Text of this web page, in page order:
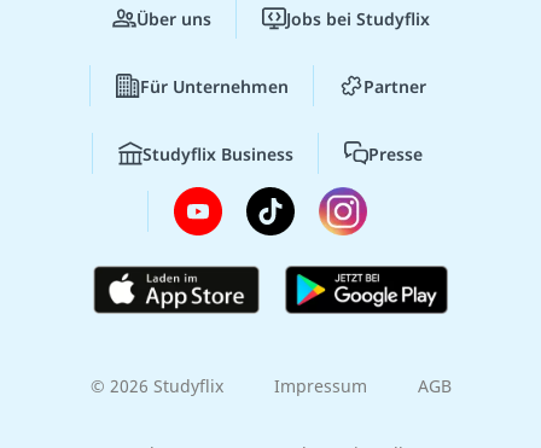
Über uns Jobs bei Studyflix
Für Unternehmen Partner
Studyflix Business Presse
© 2026 Studyflix Impressum AGB